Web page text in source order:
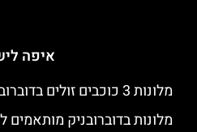
איפה
מלונות 3 כוכבים זולים בדוברובניק
מלונות בדוברובניק